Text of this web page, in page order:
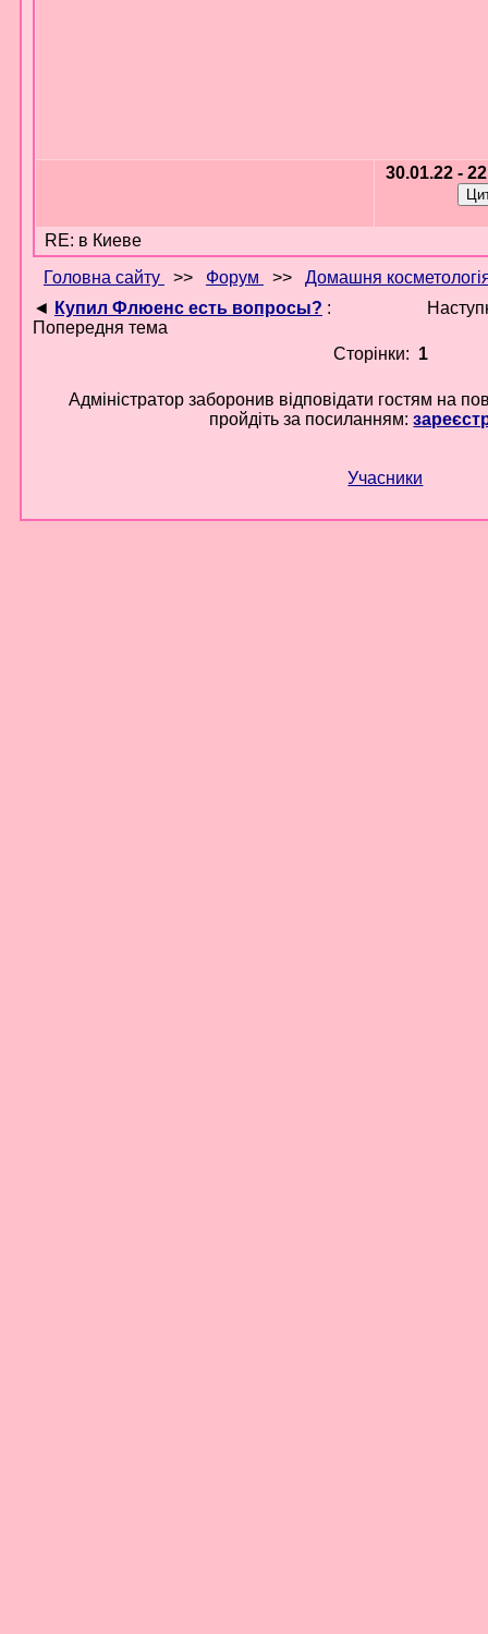
30.01.22 -
RE: в Киеве
Головна сайту
>> Форум >> Домашня
◄ Купил Флюенс есть вопросы? :
Попередня тема
Сторінки: 1
Адміністратор заборонив відповідати гостям на
пройдіть за посиланням:
Учасники